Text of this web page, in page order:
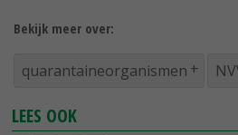
Bekijk meer over:
quarantaineorganismen
LEES OOK